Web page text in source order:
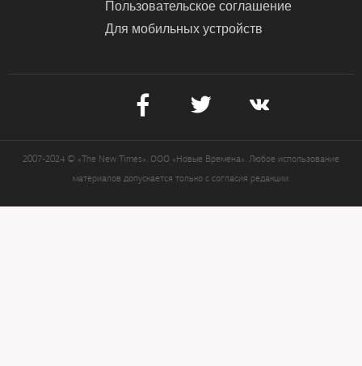
Пользовательское соглашение
Для мобильных устройств
2007-2024 © «The New Times». ООО «Новые Времена». Любое использование
материалов допускается только с согласия редакции.